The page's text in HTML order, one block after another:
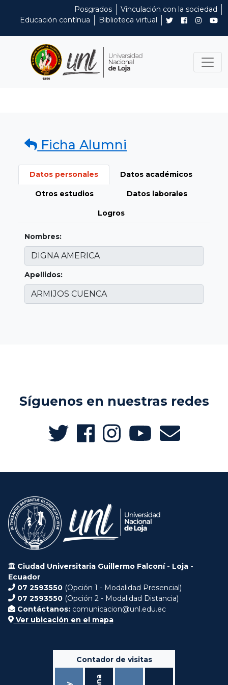
Posgrados
Vinculación con la sociedad
Educación contínua
Biblioteca virtual
Ficha Alumni
Datos personales Datos académicos
Otros estudios Datos laborales
Logros
Nombres:
Apellidos:
Síguenos en nuestras redes
Ciudad Universitaria Guillermo Falconí - Loja -
Ecuador
07 2593550 (Opción 1 - Modalidad Presencial)
07 2593550 (Opción 2 - Modalidad Distancia)
Contáctanos: comunicacion@unl.edu.ec
Ver ubicación en el mapa
Contador de visitas